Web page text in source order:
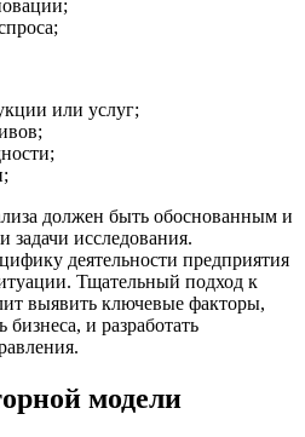
или услуг;
должен быть обоснованным и
исследования.
деятельности предприятия
Тщательный подход к
выявить ключевые факторы,
и разработать
модели